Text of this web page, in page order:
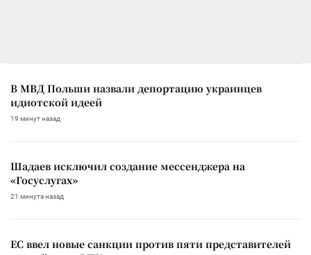
В МВД Польши назвали депортацию украинцев
идиотской идеей
19 минут назад
Шадаев исключил создание мессенджера на
«Госуслугах»
21 минута назад
ЕС ввел новые санкции против пяти представителей